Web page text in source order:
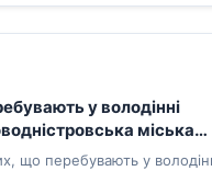
у володінні
міська
що перебувають у